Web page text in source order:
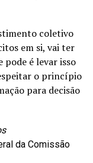
coletivo
em si, vai ter
pode é levar isso
o princípio
para decisão
da Comissão